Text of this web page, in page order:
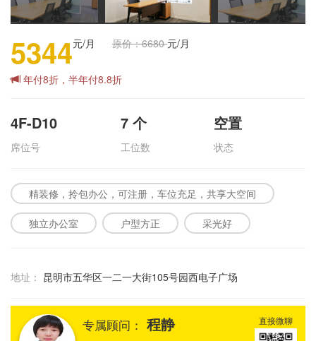
5344元/月 原价：6680元/月
年付8折，半年付8.8折
4F-D10
席位号
7 个
工位数
空置
状态
精装修，拎包办公，可注册，车位充足，共享大空间
独立办公室 户型方正 采光好
地址： 昆明市五华区一二一大街105号园西电子广场
专属顾问： 程静 直接微聊